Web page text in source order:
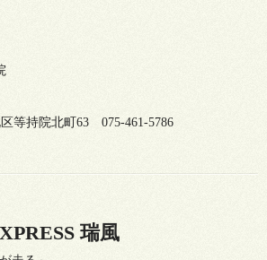
等持院北町63 075-461-5786
瑞風